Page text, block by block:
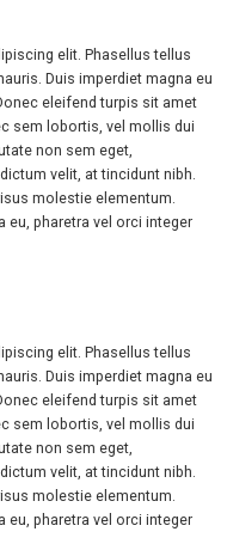
elit. Phasellus tellus
Duis imperdiet magna eu
eleifend turpis sit amet
sem lobortis, vel mollis dui
non sem eget,
velit, at tincidunt nibh.
molestie elementum.
eu, pharetra vel orci integer
elit. Phasellus tellus
Duis imperdiet magna eu
eleifend turpis sit amet
sem lobortis, vel mollis dui
non sem eget,
velit, at tincidunt nibh.
molestie elementum.
eu, pharetra vel orci integer